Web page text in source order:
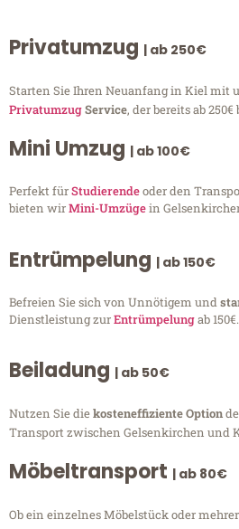
Privatumzug | ab 250€
Starten Sie Ihren Neuanfang in Kiel mit
PrivatumzugService, der bereits ab
Mini Umzug | ab 100€
Perfekt fürStudierendeoder den
bieten wirMini-Umzügein
Entrümpelung | ab 150€
Befreien Sie sich von Unnötigem und
Dienstleistung zurEntrümpelungab 150€.
Beiladung | ab 50€
Nutzen Sie diekosteneffiziente Option
Transport zwischen Gelsenkirchen und
Möbeltransport | ab 80€
Ob ein einzelnes Möbelstück oder